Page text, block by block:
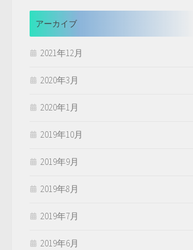
アーカイブ
2021年12月
2020年3月
2020年1月
2019年10月
2019年9月
2019年8月
2019年7月
2019年6月